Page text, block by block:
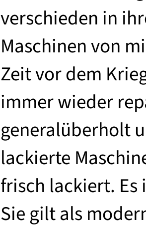
verschieden in
Maschinen von
Zeit vor dem
immer wieder
generalüberholt
lackierte
frisch lackiert. Es
Sie gilt als